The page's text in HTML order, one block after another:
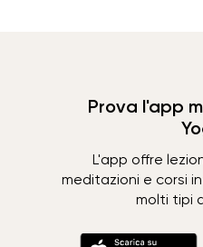
Prova l'app
L'app offre
meditazioni e corsi
molti tipi